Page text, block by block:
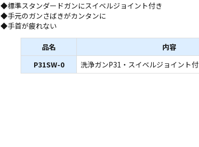
◆標準スタンダードガンにスイベルジョイント付き
◆手元のガンさばきがカンタンに
◆手首が疲れない
品名
内容
P31SW-0
洗浄ガンP31・スイベルジョイント付